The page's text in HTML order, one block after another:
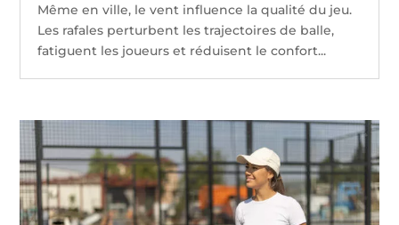
Même en ville, le vent influence la qualité du jeu.
Les rafales perturbent les trajectoires de balle,
fatiguent les joueurs et réduisent le confort...